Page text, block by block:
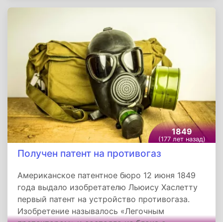
дворян, которые имели офицерский чин или
находилось в ведении Канцелярии
императрицы Марии Федоровны. Поначалу
институт размещался в старом одноэтажном
доме, так называемом Итальянском дворце.
Позже для него было построено новое здание
на Фонтанке.
1849
(177 лет назад)
Получен патент на противогаз
Американское патентное бюро 12 июня 1849
года выдало изобретателю Льюису Хаслетту
первый патент на устройство противогаза.
Изобретение называлось «Легочным